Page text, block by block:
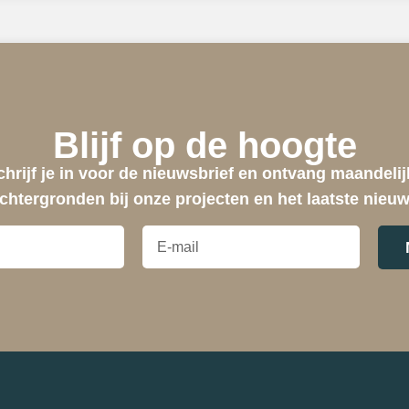
Blijf op de hoogte
je in voor de nieuwsbrief en ontvang
bij onze projecten en het laatste